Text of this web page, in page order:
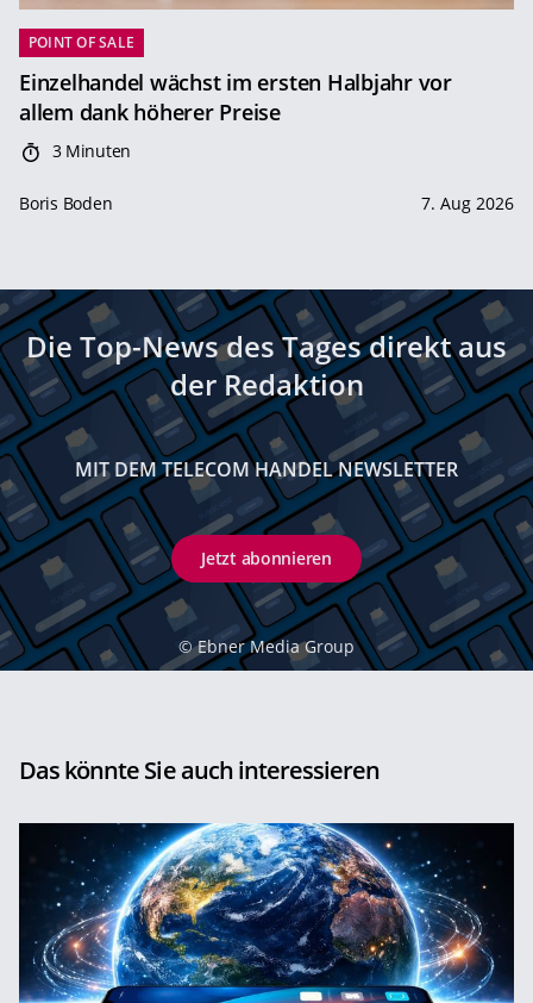
POINT OF SALE
Einzelhandel wächst im ersten Halbjahr vor
allem dank höherer Preise
3 Minuten
Boris Boden 7. Aug 2026
Die Top-News des Tages direkt aus
der Redaktion
MIT DEM TELECOM HANDEL NEWSLETTER
Jetzt abonnieren
© Ebner Media Group
Das könnte Sie auch interessieren